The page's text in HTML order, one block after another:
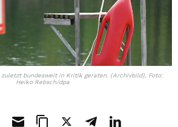
zuletzt bundesweit in Kritik geraten. (Archivbild), Foto:
Heiko Rebsch/dpa